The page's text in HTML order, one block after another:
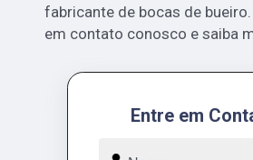
fabricante de bocas de
em contato conosco e saiba
Entre em